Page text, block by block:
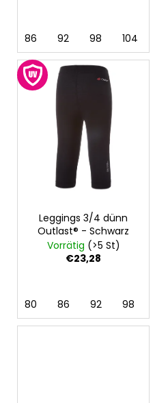
t
e
86 92 98 104
Leggings 3/4 dünn
Outlast® - Schwarz
Vorrätig (>5 St)
€23,28
80 86 92 98